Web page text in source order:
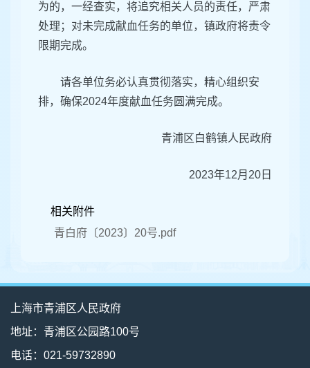
为的，一经查实，将追究相关人员的责任，严肃
处理；对未完成献血任务的单位，镇政府将责令
限期完成。
请各单位务必认真贯彻落实，精心组织安
排，确保2024年度献血任务圆满完成。
青浦区白鹤镇人民政府
2023年12月20日
相关附件
青白府〔2023〕20号.pdf
上海市青浦区人民政府
地址：青浦区公园路100号
电话：021-59732890